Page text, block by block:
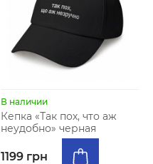
В наличии
Кепка «Так пох, что аж
неудобно» черная
1199 грн